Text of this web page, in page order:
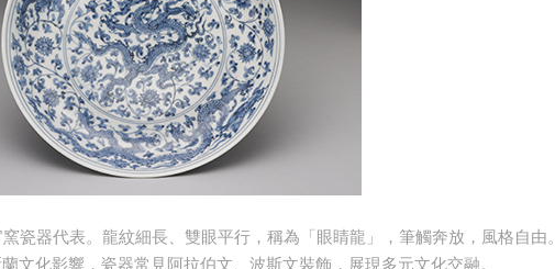
瓷器代表。龍紋細長、雙眼平行，稱為「眼睛龍」，筆觸奔放，風格自由。
文化影響，瓷器常見阿拉伯文、波斯文裝飾，展現多元文化交融。